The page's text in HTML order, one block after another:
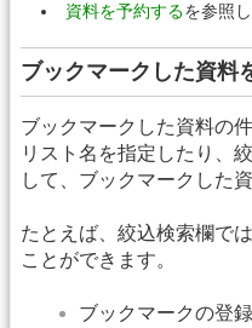
資料を予約するを参照
ブックマークした資料
ブックマークした資料の
リスト名を指定したり、
して、ブックマークした
たとえば、絞込検索欄で
ことができます。
ブックマークの登